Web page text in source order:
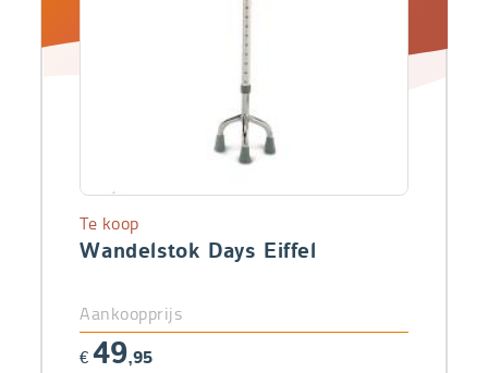
Wandelstok Days Eiffel
Te koop
Aankoopprijs
€ 49,95